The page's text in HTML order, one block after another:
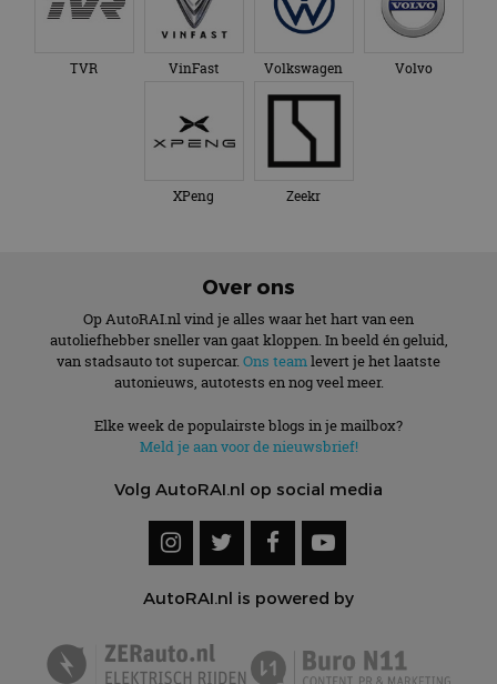
TVR VinFast Volkswagen Volvo
XPeng Zeekr
Over ons
Op AutoRAI.nl vind je alles waar het hart van een
autoliefhebber sneller van gaat kloppen. In beeld én geluid,
van stadsauto tot supercar. Ons teamlevert je het laatste
autonieuws, autotests en nog veel meer.
Elke week de populairste blogs in je mailbox?
Meld je aan voor de nieuwsbrief!
Volg AutoRAI.nl op social media
AutoRAI.nl is powered by